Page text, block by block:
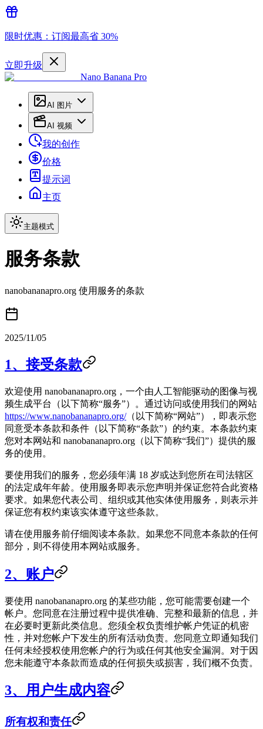
限时优惠：订阅最高省 30%
立即升级
Nano Banana Pro
AI 图片
AI 视频
我的创作
价格
提示词
主页
主题模式
服务条款
nanobananapro.org 使用服务的条款
2025/11/05
1、接受条款
欢迎使用 nanobananapro.org，一个由人工智能驱动的图像与视
频生成平台（以下简称“服务”）。通过访问或使用我们的网站
https://www.nanobananapro.org/（以下简称“网站”），即表示您
同意受本条款和条件（以下简称“条款”）的约束。本条款约束
您对本网站和 nanobananapro.org（以下简称“我们”）提供的服
务的使用。
要使用我们的服务，您必须年满 18 岁或达到您所在司法辖区
的法定成年年龄。使用服务即表示您声明并保证您符合此资格
要求。如果您代表公司、组织或其他实体使用服务，则表示并
保证您有权约束该实体遵守这些条款。
请在使用服务前仔细阅读本条款。如果您不同意本条款的任何
部分，则不得使用本网站或服务。
2、账户
要使用 nanobananapro.org 的某些功能，您可能需要创建一个
帐户。您同意在注册过程中提供准确、完整和最新的信息，并
在必要时更新此类信息。您须全权负责维护帐户凭证的机密
性，并对您帐户下发生的所有活动负责。您同意立即通知我们
任何未经授权使用您帐户的行为或任何其他安全漏洞。对于因
您未能遵守本条款而造成的任何损失或损害，我们概不负责。
3、用户生成内容
所有权和责任